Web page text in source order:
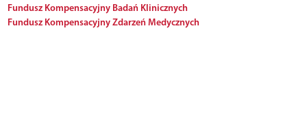
Fundusz Kompensacyjny Badań Klinicznych
Fundusz Kompensacyjny Zdarzeń Medycznych